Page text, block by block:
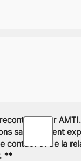
par
saisies soient
contact et de la
**